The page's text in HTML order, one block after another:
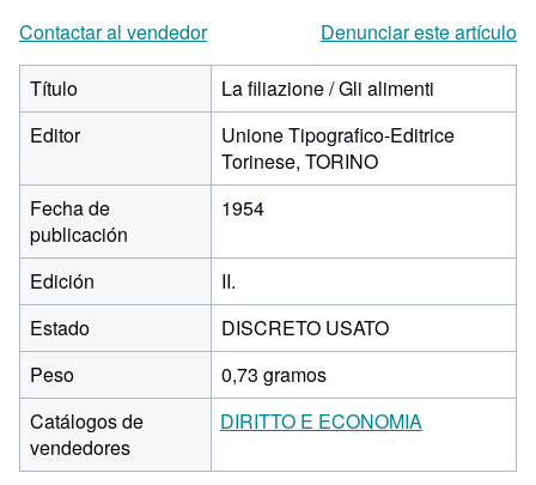
Contactar al vendedor
Denunciar este artículo
Título
La filiazione / Gli alimenti
Editor
Unione Tipografico-Editrice
Torinese, TORINO
Fecha de
publicación
1954
Edición
II.
Estado
DISCRETO USATO
Peso
0,73 gramos
Catálogos de
vendedores
DIRITTO E ECONOMIA